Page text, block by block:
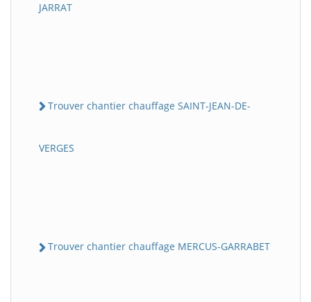
JARRAT
Trouver chantier chauffage SAINT-JEAN-DE-
VERGES
Trouver chantier chauffage MERCUS-GARRABET